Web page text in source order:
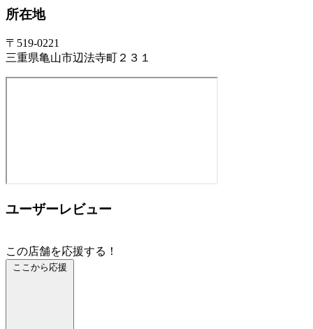
所在地
〒519-0221
三重県亀山市辺法寺町２３１
ユーザーレビュー
この店舗を応援する！
ここから応援